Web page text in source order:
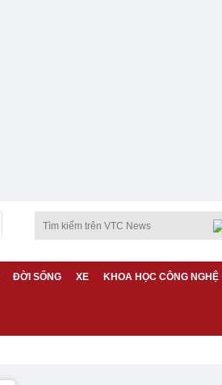
ĐỜI SỐNG XE KHOA HỌC CÔNG NGHỆ